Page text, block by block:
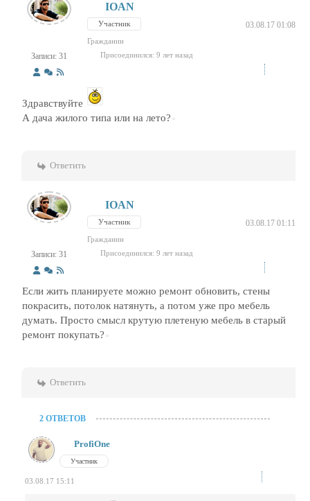
Записи: 31
IOAN
Участник 03.08.17 01:08
Гражданин
Присоединился: 9 лет назад
Здравствуйте
А дача жилого типа или на лето?
Ответить
Записи: 31
IOAN
Участник 03.08.17 01:11
Гражданин
Присоединился: 9 лет назад
Если жить планируете можно ремонт обновить, стены
покрасить, потолок натянуть, а потом уже про мебель
думать. Просто смысл крутую плетеную мебель в старый
ремонт покупать?
Ответить
2 ОТВЕТОВ
ProfiOne
Участник
03.08.17 15:11